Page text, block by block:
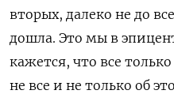
вторых, далеко не до
дошла. Это мы в
кажется, что все
не все и не только об